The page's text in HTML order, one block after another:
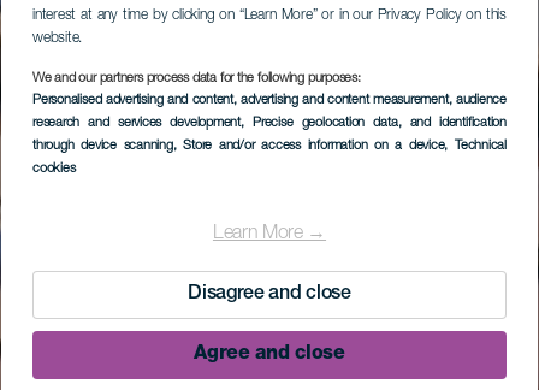
interest at any time by clicking on “Learn More” or in our Privacy Policy on this
website.
We and our partners process data for the following purposes:
Personalised advertising and content, advertising and content measurement, audience
research and services development, Precise geolocation data, and identification
through device scanning, Store and/or access information on a device, Technical
cookies
Learn More →
Disagree and close
Agree and close